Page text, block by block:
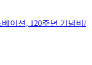
이션, 120주년 기념비/